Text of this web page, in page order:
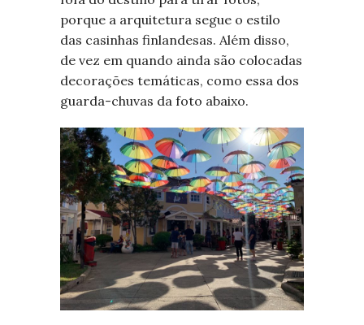
porque a arquitetura segue o estilo
das casinhas finlandesas. Além disso,
de vez em quando ainda são colocadas
decorações temáticas, como essa dos
guarda-chuvas da foto abaixo.